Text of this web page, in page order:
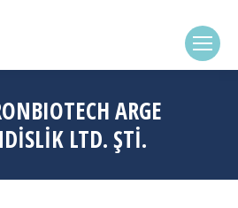
ARGE
LTD. ŞTİ.